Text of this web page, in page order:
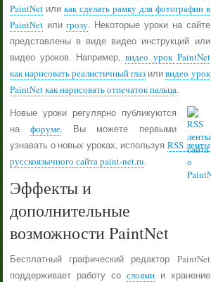
PaintNetили как сделать рамку для фотографии в
PaintNetилигрозу. Некоторые уроки на сайте
представлены в виде видео инструкций или
видео уроков. Например, видео урок PaintNet
как нарисовать реалистичный глаз иливидео урок
PaintNet как нарисовать отпечаток пальца.
Новые уроки регулярно публикуются
нафоруме. Вы можете первыми
узнавать о новых уроках, используя RSS ленты
русскоязычного сайта paint-net.ru.
Эффекты и
дополнительные
возможности PaintNet
Бесплатный графический редактор PaintNet
поддерживает работу со слоямии хранение